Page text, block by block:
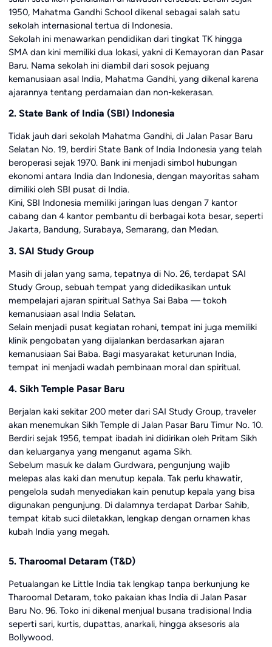
1950, Mahatma Gandhi School dikenal sebagai salah satu
sekolah internasional tertua di Indonesia.
Sekolah ini menawarkan pendidikan dari tingkat TK hingga
SMA dan kini memiliki dua lokasi, yakni di Kemayoran dan Pasar
Baru. Nama sekolah ini diambil dari sosok pejuang
kemanusiaan asal India, Mahatma Gandhi, yang dikenal karena
ajarannya tentang perdamaian dan non-kekerasan.
2. State Bank of India (SBI) Indonesia
Tidak jauh dari sekolah Mahatma Gandhi, di Jalan Pasar Baru
Selatan No. 19, berdiri State Bank of India Indonesia yang telah
beroperasi sejak 1970. Bank ini menjadi simbol hubungan
ekonomi antara India dan Indonesia, dengan mayoritas saham
dimiliki oleh SBI pusat di India.
Kini, SBI Indonesia memiliki jaringan luas dengan 7 kantor
cabang dan 4 kantor pembantu di berbagai kota besar, seperti
Jakarta, Bandung, Surabaya, Semarang, dan Medan.
3. SAI Study Group
Masih di jalan yang sama, tepatnya di No. 26, terdapat SAI
Study Group, sebuah tempat yang didedikasikan untuk
mempelajari ajaran spiritual Sathya Sai Baba — tokoh
kemanusiaan asal India Selatan.
Selain menjadi pusat kegiatan rohani, tempat ini juga memiliki
klinik pengobatan yang dijalankan berdasarkan ajaran
kemanusiaan Sai Baba. Bagi masyarakat keturunan India,
tempat ini menjadi wadah pembinaan moral dan spiritual.
4. Sikh Temple Pasar Baru
Berjalan kaki sekitar 200 meter dari SAI Study Group, traveler
akan menemukan Sikh Temple di Jalan Pasar Baru Timur No. 10.
Berdiri sejak 1956, tempat ibadah ini didirikan oleh Pritam Sikh
dan keluarganya yang menganut agama Sikh.
Sebelum masuk ke dalam Gurdwara, pengunjung wajib
melepas alas kaki dan menutup kepala. Tak perlu khawatir,
pengelola sudah menyediakan kain penutup kepala yang bisa
digunakan pengunjung. Di dalamnya terdapat Darbar Sahib,
tempat kitab suci diletakkan, lengkap dengan ornamen khas
kubah India yang megah.
5. Tharoomal Detaram (T&D)
Petualangan ke Little India tak lengkap tanpa berkunjung ke
Tharoomal Detaram, toko pakaian khas India di Jalan Pasar
Baru No. 96. Toko ini dikenal menjual busana tradisional India
seperti sari, kurtis, dupattas, anarkali, hingga aksesoris ala
Bollywood.